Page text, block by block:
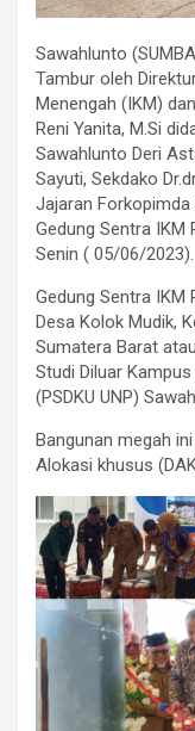
Sawahlunto
Tambur oleh
Menengah (IKM)
Reni Yanita, M.Si
Sawahlunto Deri
Sayuti, Sekdako
Jajaran Forkopimda
Gedung Sentra IKM
Senin ( 05/06/2023).
Gedung Sentra IKM
Desa Kolok Mudik,
Sumatera Barat
Studi Diluar
(PSDKU UNP)
Bangunan megah
Alokasi khusus